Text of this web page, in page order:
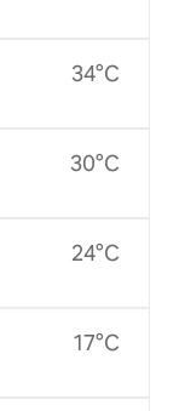
34°C
30°C
24°C
17°C